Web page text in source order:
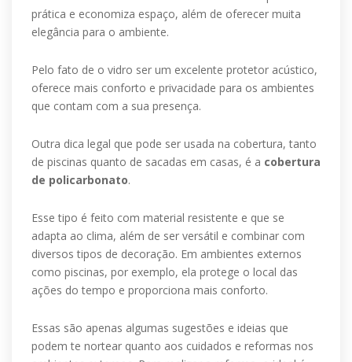
prática e economiza espaço, além de oferecer muita
elegância para o ambiente.
Pelo fato de o vidro ser um excelente protetor acústico,
oferece mais conforto e privacidade para os ambientes
que contam com a sua presença.
Outra dica legal que pode ser usada na cobertura, tanto
de piscinas quanto de sacadas em casas, é a cobertura
de policarbonato.
Esse tipo é feito com material resistente e que se
adapta ao clima, além de ser versátil e combinar com
diversos tipos de decoração. Em ambientes externos
como piscinas, por exemplo, ela protege o local das
ações do tempo e proporciona mais conforto.
Essas são apenas algumas sugestões e ideias que
podem te nortear quanto aos cuidados e reformas nos